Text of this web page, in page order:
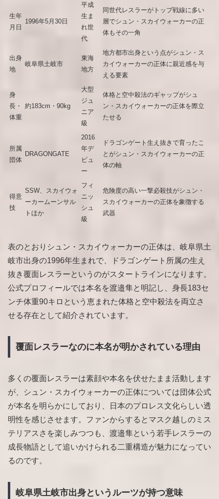
生年
月日
1996年5月30日
平成
生ま
れ世
代
同世代レスラーがトップ戦線に多い
層でシュン・スカイウォーカーの正
体もその一角
出身
地
岐阜県土岐市
東海
地方
地方都市出身という点がシュン・ス
カイウォーカーの正体に親近感を与
える要素
身
長・
体重
約183cm・90kg
大型
ジュ
ニア
級
体格と空中殺法のギャップがシュ
ン・スカイウォーカーの正体を際立
たせる
所属
団体
DRAGONGATE
2016
年デ
ビュ
ー
ドラゴンゲート生え抜きで育ったこ
とがシュン・スカイウォーカーの正
体の軸
得意
技
SSW、スカイウォ
ーカームーンサル
トほか
フィ
ニッ
シュ
級
危険度の高い一撃必殺技がシュン・
スカイウォーカーの正体を象徴する
武器
表のとおりシュン・スカイウォーカーの正体は、岐阜県土
岐市出身の1996年生まれで、ドラゴンゲート所属の生え
抜き覆面レスラーというのがスタートラインになります。
公式プロフィールでは本名を渡邉隼と明記し、身長183セ
ンチ体重90キロという恵まれた体格と空中殺法を両立さ
せる存在として紹介されています。
覆面レスラーなのに本名が明かされている理由
多くの覆面レスラーは素顔や本名を伏せたまま活動します
が、シュン・スカイウォーカーの正体については団体公式
が本名を明らかにしており、日本のプロレス文化らしい透
明性を感じさせます。ファンからするとマスク越しのミス
テリアスさを楽しみつつも、渡邉隼という若手レスラーの
成長物語として追いかけられる二重構造が魅力になってい
るのです。
岐阜県土岐市出身というルーツが持つ意味